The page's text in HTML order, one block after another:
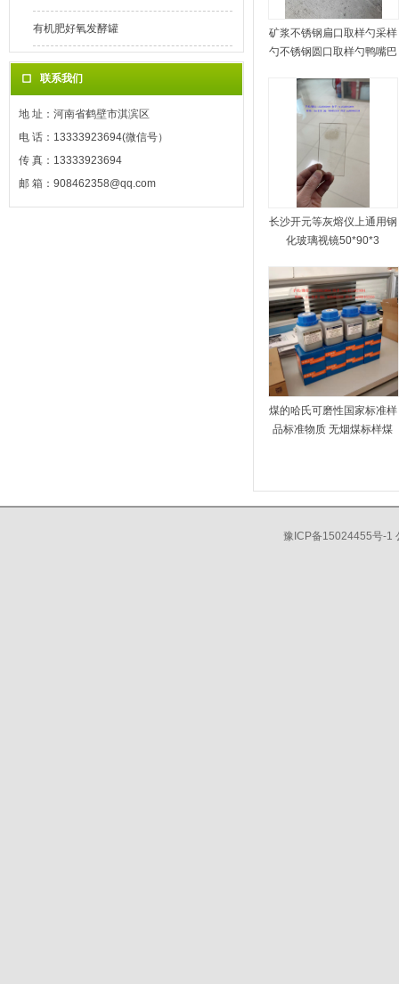
有机肥好氧发酵罐
联系我们
地 址：河南省鹤壁市淇滨区
电 话：13333923694(微信号）
传 真：13333923694
邮 箱：908462358@qq.com
矿浆不锈钢扁口取样勺采样
勺不锈钢圆口取样勺鸭嘴巴
长沙开元等灰熔仪上通用钢
化玻璃视镜50*90*3
煤的哈氏可磨性国家标准样
品标准物质 无烟煤标样煤
豫ICP备15024455号-1